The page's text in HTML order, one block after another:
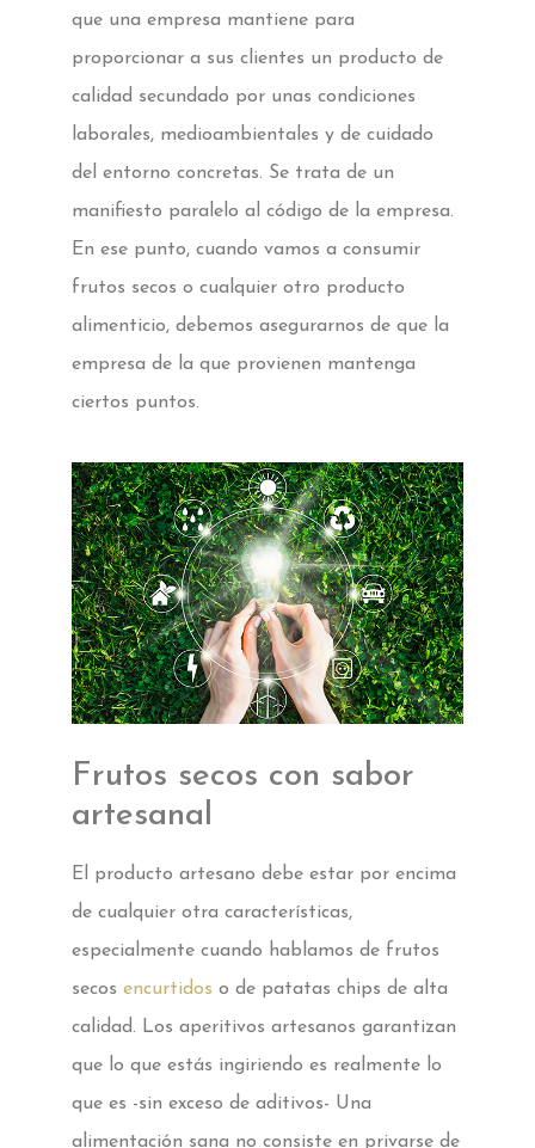
que una empresa mantiene para
proporcionar a sus clientes un producto de
calidad secundado por unas condiciones
laborales, medioambientales y de cuidado
del entorno concretas. Se trata de un
manifiesto paralelo al código de la empresa.
En ese punto, cuando vamos a consumir
frutos secos o cualquier otro producto
alimenticio, debemos asegurarnos de que la
empresa de la que provienen mantenga
ciertos puntos.
Frutos secos con sabor
artesanal
El producto artesano debe estar por encima
de cualquier otra características,
especialmente cuando hablamos de frutos
secos encurtidos o de patatas chips de alta
calidad. Los aperitivos artesanos garantizan
que lo que estás ingiriendo es realmente lo
que es -sin exceso de aditivos- Una
alimentación sana no consiste en privarse de